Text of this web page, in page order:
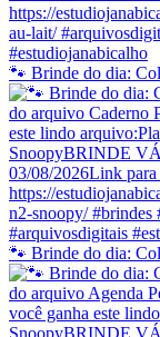
🐾 Brinde do dia:
🐾 Brinde do dia: